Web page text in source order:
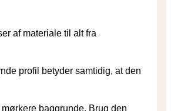
af materiale til alt fra
profil betyder samtidig, at den
baggrunde. Brug den